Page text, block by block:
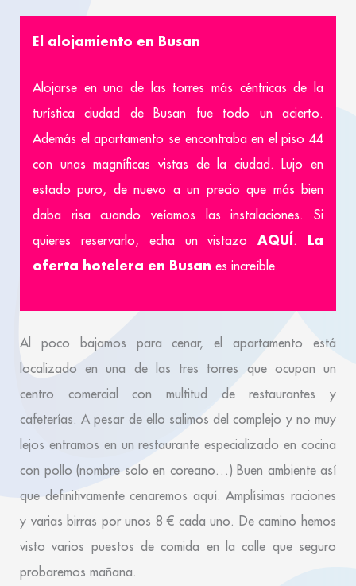
El alojamiento en Busan
Alojarse en una de las torres más céntricas de la
turística ciudad de Busan fue todo un acierto.
Además el apartamento se encontraba en el piso 44
con unas magníficas vistas de la ciudad. Lujo en
estado puro, de nuevo a un precio que más bien
daba risa cuando veíamos las instalaciones. Si
quieres reservarlo, echa un vistazoAQUÍ. La
oferta hotelera en Busan es increíble.
Al poco bajamos para cenar, el apartamento está
localizado en una de las tres torres que ocupan un
centro comercial con multitud de restaurantes y
cafeterías. A pesar de ello salimos del complejo y no muy
lejos entramos en un restaurante especializado en cocina
con pollo (nombre solo en coreano…) Buen ambiente así
que definitivamente cenaremos aquí. Amplísimas raciones
y varias birras por unos 8 € cada uno. De camino hemos
visto varios puestos de comida en la calle que seguro
probaremos mañana.